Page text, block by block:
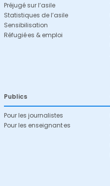
Préjugé sur l’asile
Statistiques de l’asile
Sensibilisation
Réfugié·es & emploi
Publics
Pour les journalistes
Pour les enseignant·es